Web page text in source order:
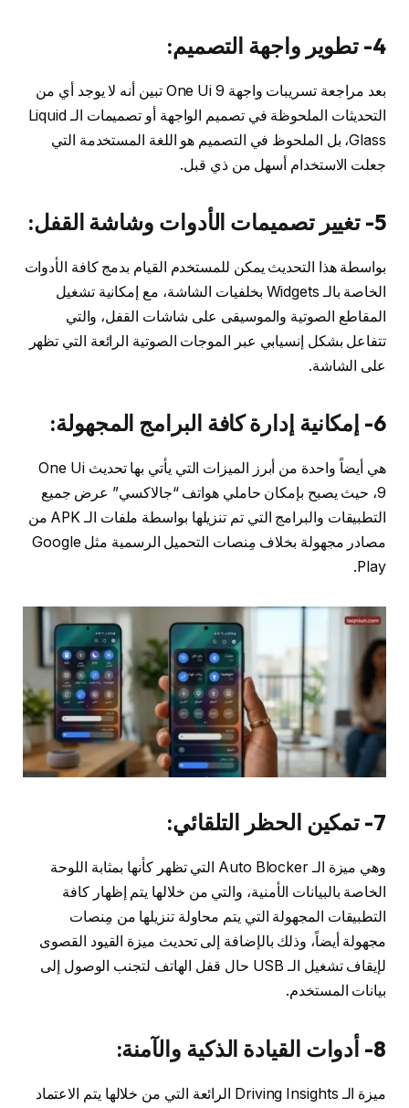
4- تطوير واجهة التصميم:
بعد مراجعة تسريبات واجهة One Ui 9 تبين أنه لا يوجد أي من
التحديثات الملحوظة في تصميم الواجهة أو تصميمات الـ Liquid
Glass، بل الملحوظ في التصميم هو اللغة المستخدمة التي
جعلت الاستخدام أسهل من ذي قبل.
5- تغيير تصميمات الأدوات وشاشة القفل:
بواسطة هذا التحديث يمكن للمستخدم القيام بدمج كافة الأدوات
الخاصة بالـ Widgets بخلفيات الشاشة، مع إمكانية تشغيل
المقاطع الصوتية والموسيقى على شاشات القفل، والتي
تتفاعل بشكل إنسيابي عبر الموجات الصوتية الرائعة التي تظهر
على الشاشة.
6- إمكانية إدارة كافة البرامج المجهولة:
هي أيضاً واحدة من أبرز الميزات التي يأتي بها تحديث One Ui
9، حيث يصبح بإمكان حاملي هواتف “جالاكسي” عرض جميع
التطبيقات والبرامج التي تم تنزيلها بواسطة ملفات الـ APK من
مصادر مجهولة بخلاف مِنصات التحميل الرسمية مثل Google
Play.
7- تمكين الحظر التلقائي:
وهي ميزة الـ Auto Blocker التي تظهر كأنها بمثابة اللوحة
الخاصة بالبيانات الأمنية، والتي من خلالها يتم إظهار كافة
التطبيقات المجهولة التي يتم محاولة تنزيلها من مِنصات
مجهولة أيضاً، وذلك بالإضافة إلى تحديث ميزة القيود القصوى
لإيقاف تشغيل الـ USB حال قفل الهاتف لتجنب الوصول إلى
بيانات المستخدم.
8- أدوات القيادة الذكية والآمنة:
ميزة الـ Driving Insights الرائعة التي من خلالها يتم الاعتماد